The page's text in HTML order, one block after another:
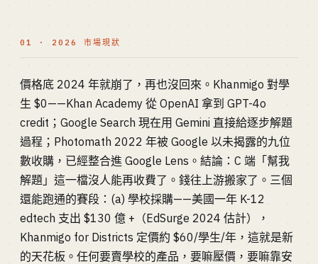
01 · 2026 市場現狀
價格底 2024 年就崩了，再也沒回來。Khanmigo 對學
生 $0——Khan Academy 從 OpenAI 拿到 GPT-4o
credit；Google Search 現在用 Gemini 直接給逐步解題
過程；Photomath 2022 年被 Google 以未揭露的九位
數收購，已經整合進 Google Lens。結論：C 端「幫我
解題」這一檔沒人能再收費了。錢往上游搬家了。三個
還能跑通的賽段：(a) 學校採購——美國一年 K-12
edtech 支出 $130 億 +（EdSurge 2024 估計），
Khanmigo for Districts 定價約 $60/學生/年，這就是新
的天花板。任何要賣學校的產品，要嘛壓價，要嘛靠安